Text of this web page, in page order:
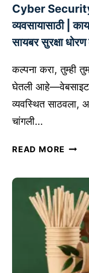
A
T
P
S
न
य
श
स्वी
रि
अ
र
चे
:
B
E
I
N
Cyber
व्यवसायासाठी |
सायबर सुरक्षा
कल्पना करा, तुम्ही
घेतली आहे—वेबसाइट
व्यवस्थित साठवला,
चांगली…
READ MORE C
R
S
E
C
U
R